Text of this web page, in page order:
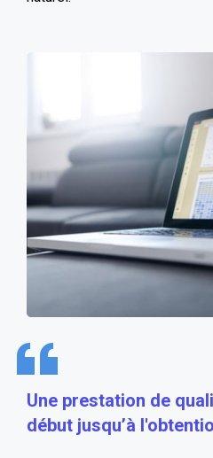
Une prestation de
début jusqu’à